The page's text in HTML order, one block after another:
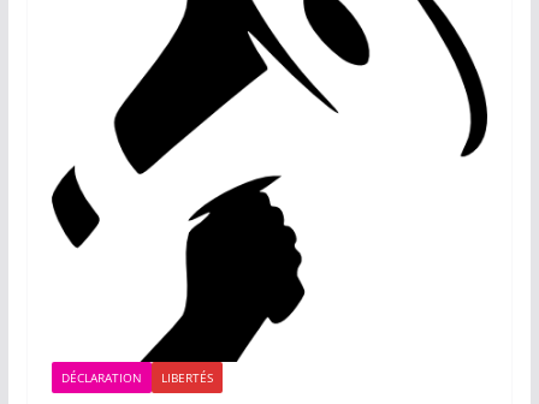
DÉCLARATION LIBERTÉS